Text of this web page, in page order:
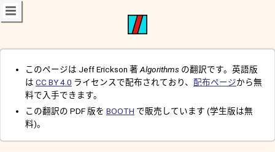
このページは Jeff Erickson 著 Algorithms の翻訳です。英語版
は CC BY 4.0 ライセンスで配布されており、 配布ページから無
料で入手できます。
この翻訳の PDF 版を BOOTH で販売しています (学生版は無
料)。